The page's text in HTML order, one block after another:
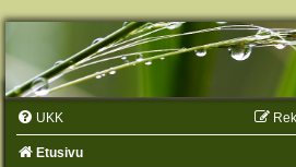
UKK
Etusivu